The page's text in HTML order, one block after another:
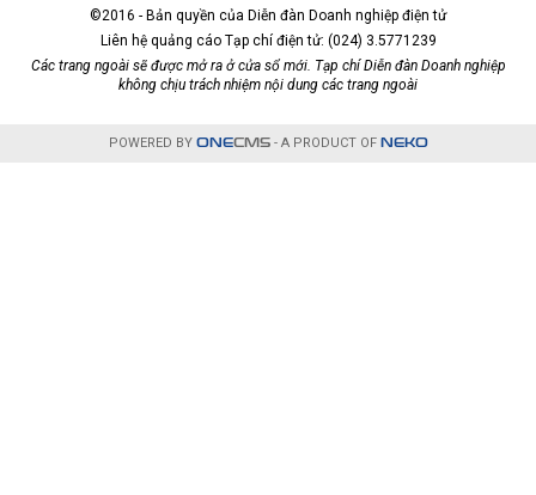
©2016 - Bản quyền của Diễn đàn Doanh nghiệp điện tử
Liên hệ quảng cáo Tạp chí điện tử: (024) 3.5771239
Các trang ngoài sẽ được mở ra ở cửa sổ mới. Tạp chí Diễn đàn Doanh nghiệp
không chịu trách nhiệm nội dung các trang ngoài
POWERED BY ONECMS- A PRODUCT OF NEKO